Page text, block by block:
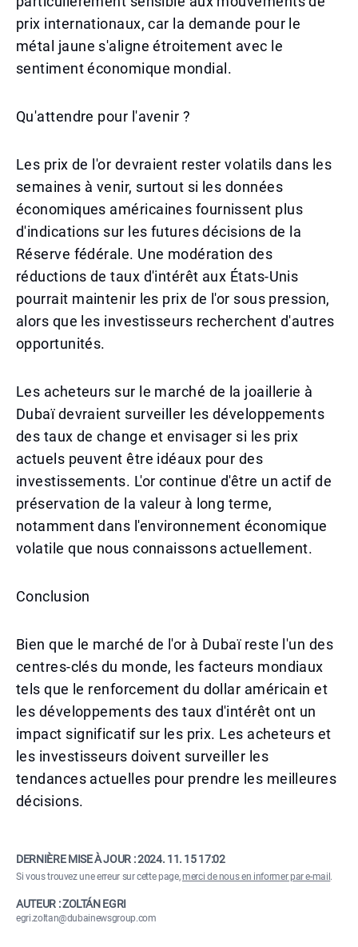
prix internationaux, car la demande pour le
métal jaune s'aligne étroitement avec le
sentiment économique mondial.
Qu'attendre pour l'avenir ?
Les prix de l'or devraient rester volatils dans les
semaines à venir, surtout si les données
économiques américaines fournissent plus
d'indications sur les futures décisions de la
Réserve fédérale. Une modération des
réductions de taux d'intérêt aux États-Unis
pourrait maintenir les prix de l'or sous pression,
alors que les investisseurs recherchent d'autres
opportunités.
Les acheteurs sur le marché de la joaillerie à
Dubaï devraient surveiller les développements
des taux de change et envisager si les prix
actuels peuvent être idéaux pour des
investissements. L'or continue d'être un actif de
préservation de la valeur à long terme,
notamment dans l'environnement économique
volatile que nous connaissons actuellement.
Conclusion
Bien que le marché de l'or à Dubaï reste l'un des
centres-clés du monde, les facteurs mondiaux
tels que le renforcement du dollar américain et
les développements des taux d'intérêt ont un
impact significatif sur les prix. Les acheteurs et
les investisseurs doivent surveiller les
tendances actuelles pour prendre les meilleures
décisions.
DERNIÈRE MISE À JOUR :2024. 11. 15 17:02
Si vous trouvez une erreur sur cette page,merci de nous en informer par e-mail .
AUTEUR : ZOLTÁN EGRI
egri.zoltan@dubainewsgroup.com